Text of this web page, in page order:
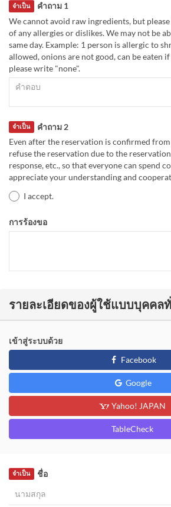
คำถาม 1
จำเป็น
We cannot avoid raw ingredients, but
of any allergies or dislikes. We may not be
same day. Example: 1 person is allergic to
allowed, onions are not good, can be eaten
please write "none".
คำถาม 2
จำเป็น
Even after the reservation is confirmed from
refuse the reservation due to the
response, etc., so that everyone can spend
appreciate your understanding and
I accept.
การร้องขอ
รายละเอียดของผู้ใช้แบบบุคคล
เข้าสู่ระบบด้วย
Facebook
Google
Yahoo! JAPAN
TableCheck
ชื่อ
จำเป็น